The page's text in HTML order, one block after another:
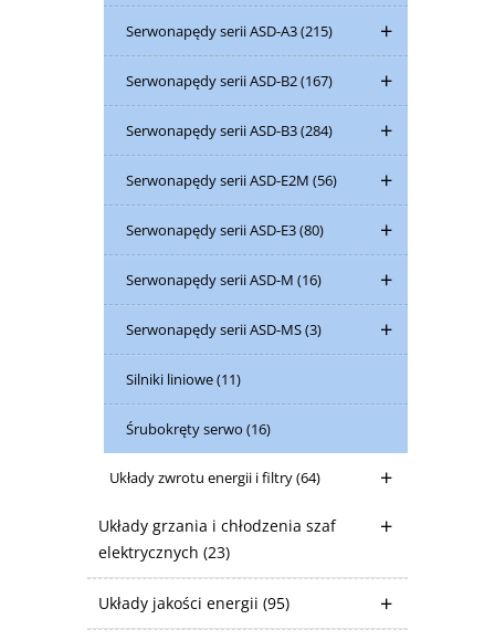
Serwonapędy serii ASD-A3(215)
Serwonapędy serii ASD-B2(167)
Serwonapędy serii ASD-B3(284)
Serwonapędy serii ASD-E2M (56)
Serwonapędy serii ASD-E3(80)
Serwonapędy serii ASD-M (16)
Serwonapędy serii ASD-MS(3)
Silniki liniowe(11)
Śrubokręty serwo (16)
Układy zwrotu energii i filtry(64)
Układy grzania i chłodzenia szaf
elektrycznych (23)
Układy jakości energii (95)